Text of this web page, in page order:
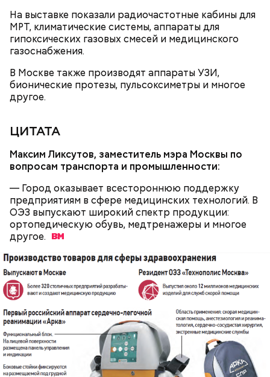
На выставке показали радиочастотные кабины для
МРТ, климатические системы, аппараты для
гипоксических газовых смесей и медицинского
газоснабжения.
В Москве также производят аппараты УЗИ,
бионические протезы, пульсоксиметры и многое
другое.
ЦИТАТА
Максим Ликсутов, заместитель мэра Москвы по
вопросам транспорта и промышленности:
— Город оказывает всестороннюю поддержку
предприятиям в сфере медицинских технологий. В
ОЭЗ выпускают широкий спектр продукции:
ортопедическую обувь, медтренажеры и многое
другое.
Речной вокзал, Ленинградское ш., 51
Программа подготовлена вместе с Департаментом
транспорта. Афиша получилась живой и подходит
Киносеансы организуются с четверга по
воскресенье включительно.